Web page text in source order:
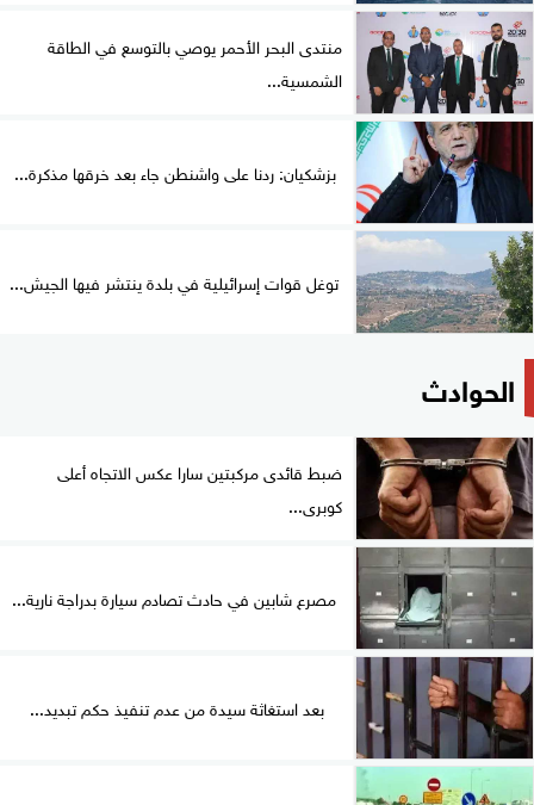
منتدى البحر الأحمر يوصي بالتوسع في الطاقة
الشمسية...
بزشكيان: ردنا على واشنطن جاء بعد خرقها مذكرة...
توغل قوات إسرائيلية في بلدة ينتشر فيها الجيش...
الحوادث
ضبط قائدى مركبتين سارا عكس الاتجاه أعلى
كوبرى...
مصرع شابين في حادث تصادم سيارة بدراجة نارية...
بعد استغاثة سيدة من عدم تنفيذ حكم تبديد...